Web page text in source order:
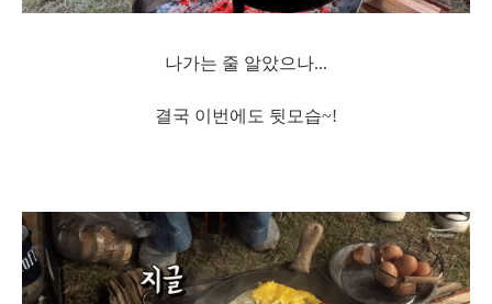
나가는 줄 알았으나...
결국 이번에도 뒷모습~!